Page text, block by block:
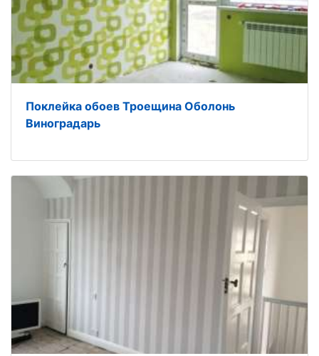
Поклейка обоев Троещина Оболонь
Виноградарь